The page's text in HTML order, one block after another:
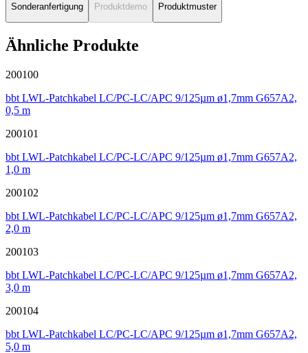
Sonderanfertigung Produktdemo Produktmuster
Ähnliche Produkte
200100
bbt LWL-Patchkabel LC/PC-LC/APC 9/125µm ø1,7mm G657A2,
0,5 m
200101
bbt LWL-Patchkabel LC/PC-LC/APC 9/125µm ø1,7mm G657A2,
1,0 m
200102
bbt LWL-Patchkabel LC/PC-LC/APC 9/125µm ø1,7mm G657A2,
2,0 m
200103
bbt LWL-Patchkabel LC/PC-LC/APC 9/125µm ø1,7mm G657A2,
3,0 m
200104
bbt LWL-Patchkabel LC/PC-LC/APC 9/125µm ø1,7mm G657A2,
5,0 m